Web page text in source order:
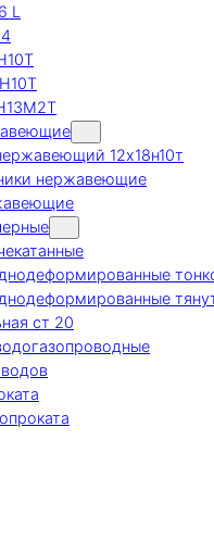
L
12х18н10т
нержавеющие
ст 20